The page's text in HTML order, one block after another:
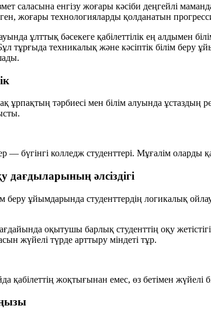
саласына енгізу жоғары кәсіби деңгейлі
жоғары технологияларды қолданатын
ұлттық бәсекеге қабілеттілік ең алдымен
тұрғыда техникалық және кәсіптік білім
ұрпақтың тәрбиесі мен білім алуында
— бүгінгі колледж студенттері. Мұғалім оларды
дағдыларының әлсіздігі
беру ұйымдарында студенттердің логикалық
оқытушы барлық студенттің оқу
жүйелі түрде арттыру міндеті тұр.
қабілеттің жоқтығынан емес, өз бетімен